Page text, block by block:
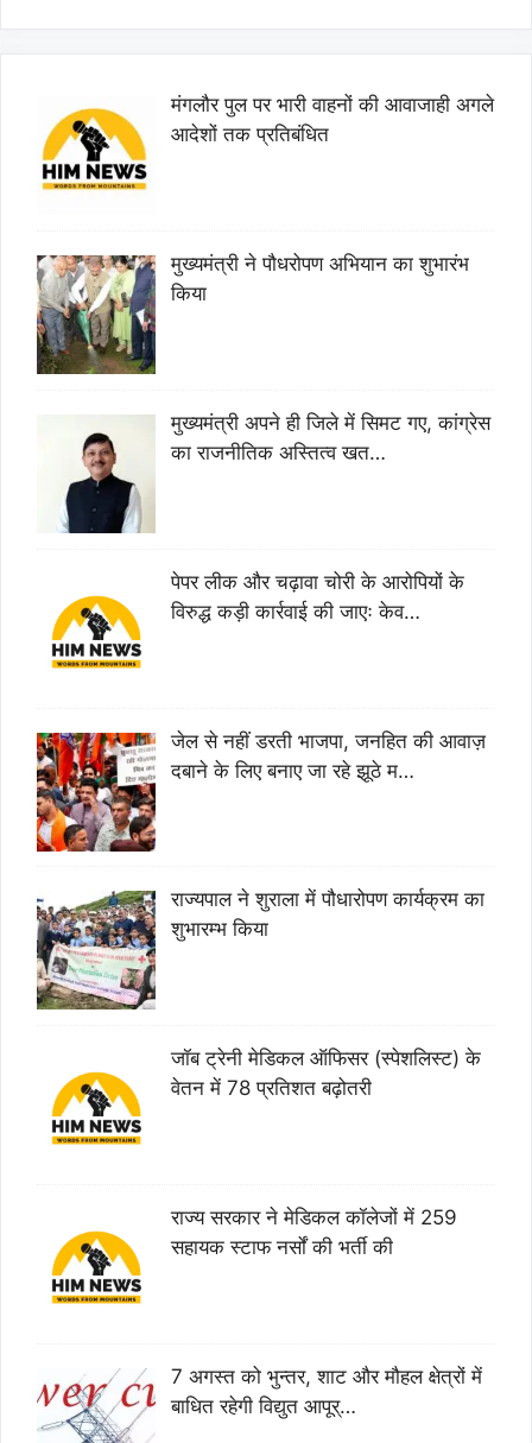
मंगलौर पुल पर भारी वाहनों की आवाजाही अगले
आदेशों तक प्रतिबंधित
मुख्यमंत्री ने पौधरोपण अभियान का शुभारंभ
किया
मुख्यमंत्री अपने ही जिले में सिमट गए, कांग्रेस
का राजनीतिक अस्तित्व खत…
पेपर लीक और चढ़ावा चोरी के आरोपियों के
विरुद्ध कड़ी कार्रवाई की जाएः केव…
जेल से नहीं डरती भाजपा, जनहित की आवाज़
दबाने के लिए बनाए जा रहे झूठे म…
राज्यपाल ने शुराला में पौधारोपण कार्यक्रम का
शुभारम्भ किया
जॉब ट्रेनी मेडिकल ऑफिसर (स्पेशलिस्ट) के
वेतन में 78 प्रतिशत बढ़ोतरी
राज्य सरकार ने मेडिकल कॉलेजों में 259
सहायक स्टाफ नर्सों की भर्ती की
7 अगस्त को भुन्तर, शाट और मौहल क्षेत्रों में
बाधित रहेगी विद्युत आपूर्…